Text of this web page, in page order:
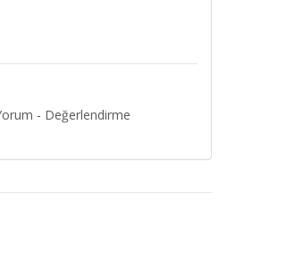
- Değerlendirme